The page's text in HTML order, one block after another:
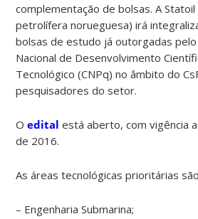
complementação de bolsas. A
petrolífera norueguesa) irá
bolsas de estudo já outorgadas pelo
Nacional de Desenvolvimento
Tecnológico (CNPq) no âmbito do
pesquisadores do setor.
Oedital está aberto, com vigência
de 2016.
As áreas tecnológicas prioritárias
– Engenharia Submarina;